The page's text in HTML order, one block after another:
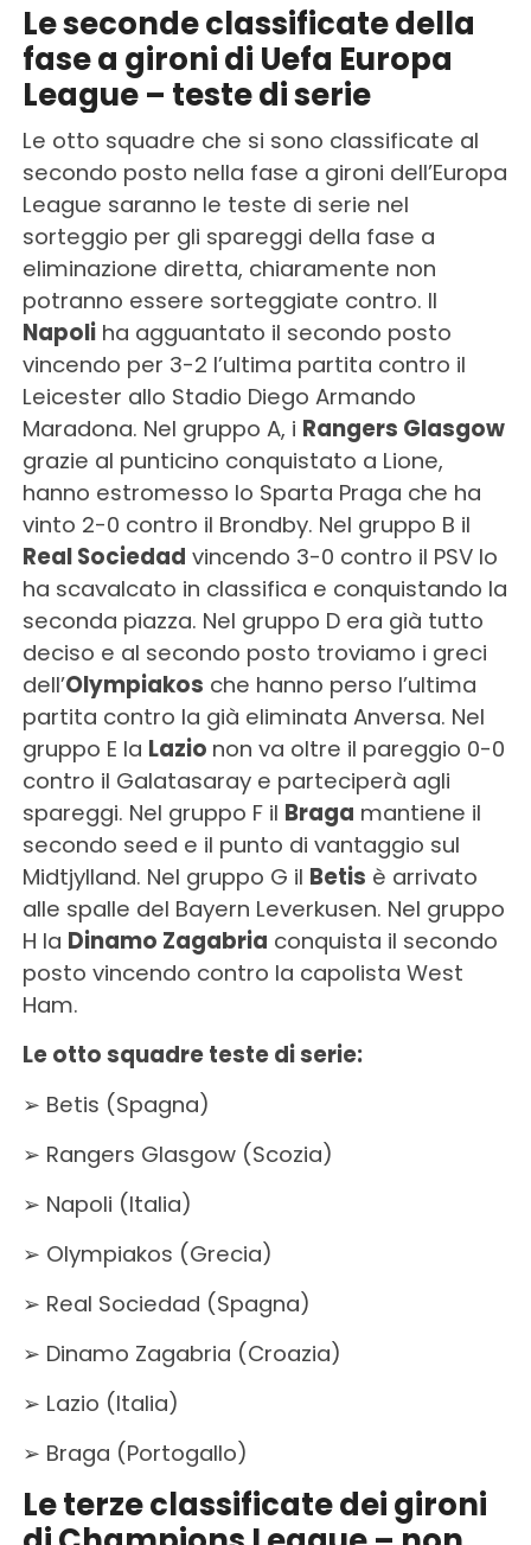
Le seconde classificate della
fase a gironi di Uefa Europa
League – teste di serie
Le otto squadre che si sono classificate al
secondo posto nella fase a gironi dell’Europa
League saranno le teste di serie nel
sorteggio per gli spareggi della fase a
eliminazione diretta, chiaramente non
potranno essere sorteggiate contro. Il
Napoliha agguantato il secondo posto
vincendo per 3-2 l’ultima partita contro il
Leicester allo Stadio Diego Armando
Maradona. Nel gruppo A, i Rangers Glasgow
grazie al punticino conquistato a Lione,
hanno estromesso lo Sparta Praga che ha
vinto 2-0 contro il Brondby. Nel gruppo B il
Real Sociedad vincendo 3-0 contro il PSV lo
ha scavalcato in classifica e conquistando la
seconda piazza. Nel gruppo D era già tutto
deciso e al secondo posto troviamo i greci
dell’Olympiakos che hanno perso l’ultima
partita contro la già eliminata Anversa. Nel
gruppo E la Lazio non va oltre il pareggio 0-0
contro il Galatasaray e parteciperà agli
spareggi. Nel gruppo F il Braga mantiene il
secondo seed e il punto di vantaggio sul
Midtjylland. Nel gruppo G il Betis è arrivato
alle spalle del Bayern Leverkusen. Nel gruppo
H la Dinamo Zagabria conquista il secondo
posto vincendo contro la capolista West
Ham.
Le otto squadre teste di serie:
➢ Betis (Spagna)
➢ Rangers Glasgow (Scozia)
➢ Napoli (Italia)
➢ Olympiakos (Grecia)
➢ Real Sociedad (Spagna)
➢ Dinamo Zagabria (Croazia)
➢ Lazio (Italia)
➢ Braga (Portogallo)
Le terze classificate dei gironi